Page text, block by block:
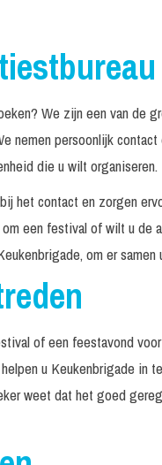
We zijn een van de
nemen persoonlijk
die u wilt organiseren.
het contact en zorgen
een festival of wilt u de
om er samen
of een feestavond
u Keukenbrigade in
weet dat het goed